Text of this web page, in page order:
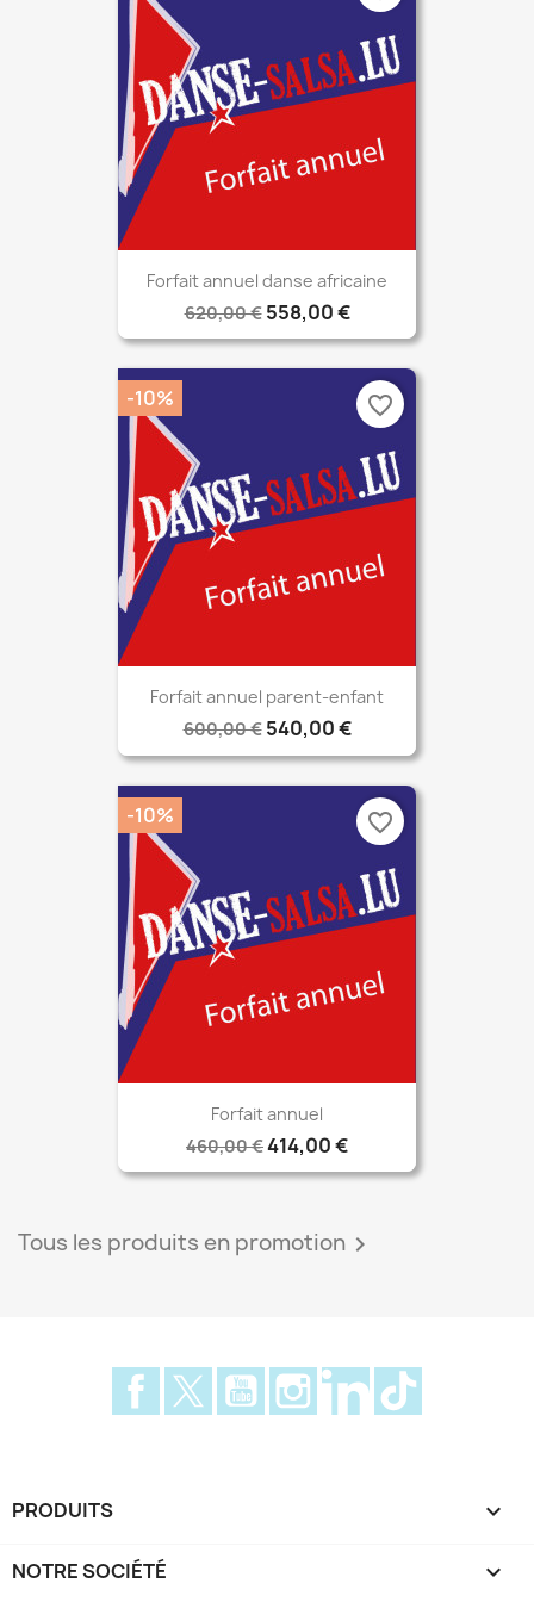
Forfait annuel danse africaine
620,00 € 558,00 €
Forfait annuel parent-enfant
600,00 € 540,00 €
-10% favorite_border
Forfait annuel
460,00 €414,00 €
-10% favorite_border
Tous les produits en promotion 
FacebookTwitterYouTubeInstagram
LinkedIn
PRODUITS 
NOTRE SOCIÉTÉ 